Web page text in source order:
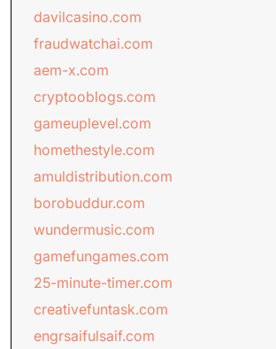
davilcasino.com
fraudwatchai.com
aem-x.com
cryptooblogs.com
gameuplevel.com
homethestyle.com
amuldistribution.com
borobuddur.com
wundermusic.com
gamefungames.com
25-minute-timer.com
creativefuntask.com
engrsaifulsaif.com